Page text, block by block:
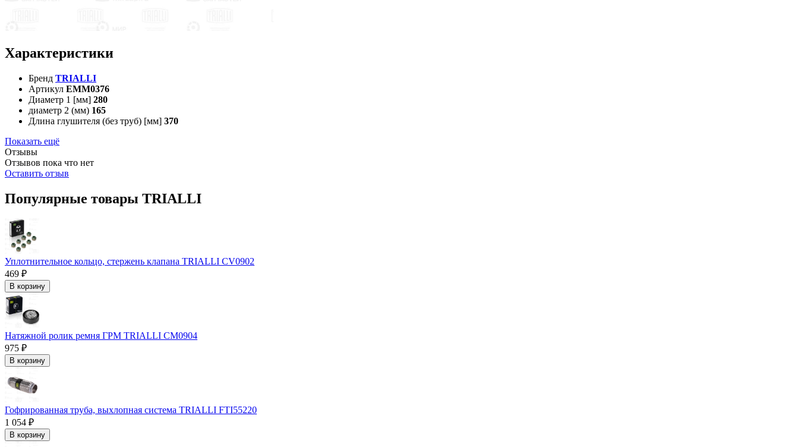
Характеристики
Бренд TRIALLI
Артикул EMM0376
Диаметр 1 [мм] 280
диаметр 2 (мм) 165
Длина глушителя (без труб) [мм] 370
Показать ещё
Отзывы
Отзывов пока что нет
Оставить отзыв
Популярные товары TRIALLI
Уплотнительное кольцо, стержень клапана TRIALLI CV0902
469 ₽
В корзину
Натяжной ролик ремня ГРМ TRIALLI CM0904
975 ₽
В корзину
Гофрированная труба, выхлопная система TRIALLI FTI55220
1 054 ₽
В корзину